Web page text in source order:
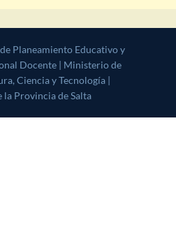
Educativo y Desarrollo
de Educación, Cultura, Ciencia y
de Salta|CoverNews
themes.